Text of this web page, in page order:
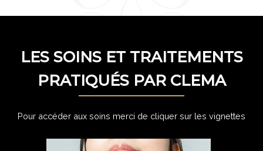
LES SOINS ET TRAITEMENTS
PRATIQUÉS PAR CLEMA
Pour accéder aux soins merci de cliquer sur les vignettes